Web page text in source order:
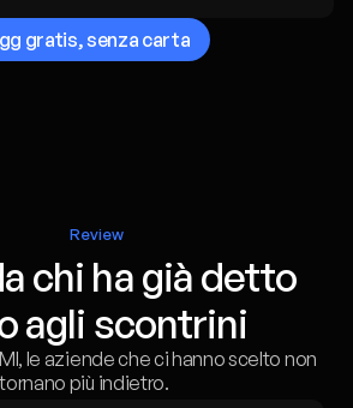
gg gratis, senza carta
Review
chi ha già detto
agli scontrini
le aziende che ci hanno scelto non
tornano più indietro.